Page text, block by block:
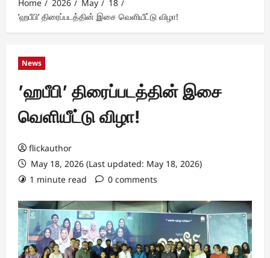
Home 2026 May
18
’ஹபீபி’ திரைப்படத்தின் இசை வெளியீட்டு விழா!
News
’ஹபீபி’ திரைப்படத்தின் இசை
வெளியீட்டு விழா!
flickauthor
May 18, 2026 (Last updated: May 18, 2026)
1 minute read
0 comments